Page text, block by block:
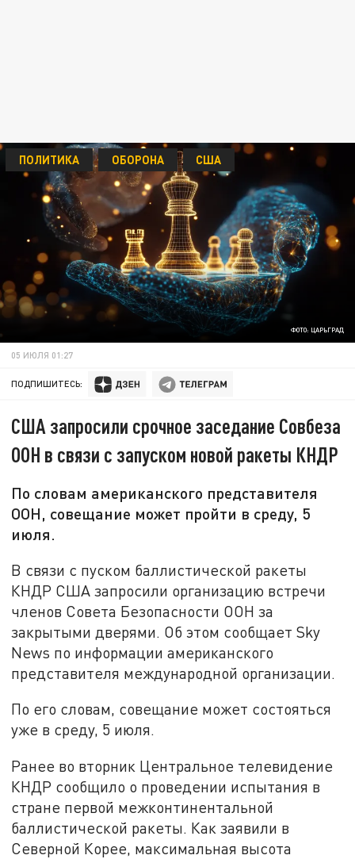
ФОТО: ЦАРЬГРАД
ПОЛИТИКА ОБОРОНА США
05 ИЮЛЯ 01:27
ПОДПИШИТЕСЬ:
США запросили срочное заседание Совбеза
ООН в связи с запуском новой ракеты КНДР
По словам американского представителя
ООН, совещание может пройти в среду, 5
июля.
В связи с пуском баллистической ракеты
КНДР США запросили организацию встречи
членов Совета Безопасности ООН за
закрытыми дверями. Об этом сообщает Sky
News по информации американского
представителя международной организации.
По его словам, совещание может состояться
уже в среду, 5 июля.
Ранее во вторник Центральное телевидение
КНДР сообщило о проведении испытания в
стране первой межконтинентальной
баллистической ракеты. Как заявили в
Северной Корее, максимальная высота